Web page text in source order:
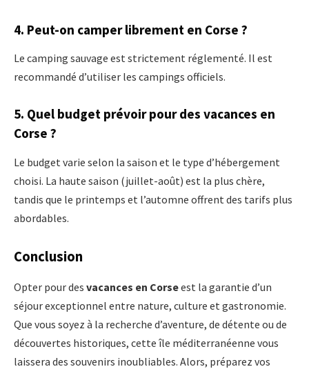
4. Peut-on camper librement en Corse ?
Le camping sauvage est strictement réglementé. Il est
recommandé d’utiliser les campings officiels.
5. Quel budget prévoir pour des vacances en
Corse ?
Le budget varie selon la saison et le type d’hébergement
choisi. La haute saison (juillet-août) est la plus chère,
tandis que le printemps et l’automne offrent des tarifs plus
abordables.
Conclusion
Opter pour des vacances en Corseest la garantie d’un
séjour exceptionnel entre nature, culture et gastronomie.
Que vous soyez à la recherche d’aventure, de détente ou de
découvertes historiques, cette île méditerranéenne vous
laissera des souvenirs inoubliables. Alors, préparez vos